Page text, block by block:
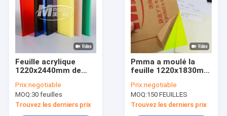
Feuille acrylique
1220x2440mm de
PMMA 3 à de 20mm
Prix:negotiable
MOQ:30 feuilles
Trouvez les derniers prix
Pmma a moulé la
feuille 1220x1830mm
d'acrylique de
couleur des pieds
4x6
Prix:negotiable
MOQ:150 FEUILLES
Trouvez les derniers prix